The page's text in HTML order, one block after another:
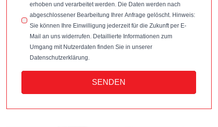
erhoben und verarbeitet werden. Die Daten werden nach
abgeschlossener Bearbeitung Ihrer Anfrage gelöscht. Hinweis:
Sie können Ihre Einwilligung jederzeit für die Zukunft per E-
Mail an uns widerrufen. Detaillierte Informationen zum
Umgang mit Nutzerdaten finden Sie in unserer
Datenschutzerklärung.
SENDEN